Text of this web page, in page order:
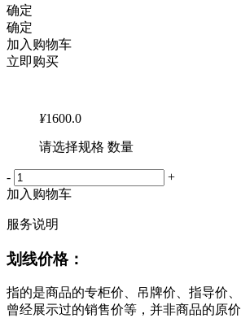
确定
确定
加入购物车
立即购买
¥1600.0
请选择规格 数量
-
+
加入购物车
服务说明
划线价格：
指的是商品的专柜价、吊牌价、指导价
曾经展示过的销售价等，并非商品的原价